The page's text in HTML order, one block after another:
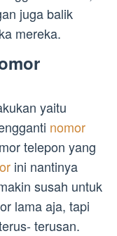
juga balik
mereka.
yaitu
nomor
telepon yang
ini nantinya
susah untuk
lama aja, tapi
terusan.